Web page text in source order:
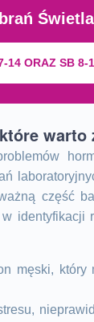
14 ORAZ SB 8-
warto
część
identyfikacji
męski, który